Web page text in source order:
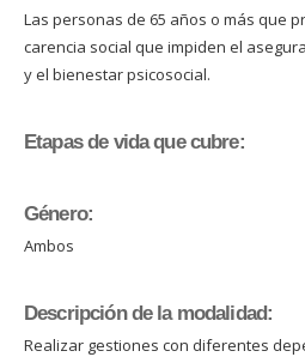
Las personas de 65 años o más que
carencia social que impiden el
y el bienestar psicosocial.
Etapas de vida que cubre:
Género:
Ambos
Descripción de la modalidad:
Realizar gestiones con diferentes